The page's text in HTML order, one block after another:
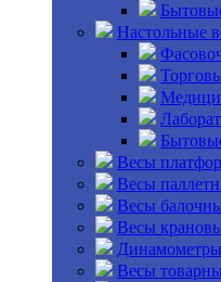
Настольные
Весы
Весы
Весы
Весы
Динамометры
Весы